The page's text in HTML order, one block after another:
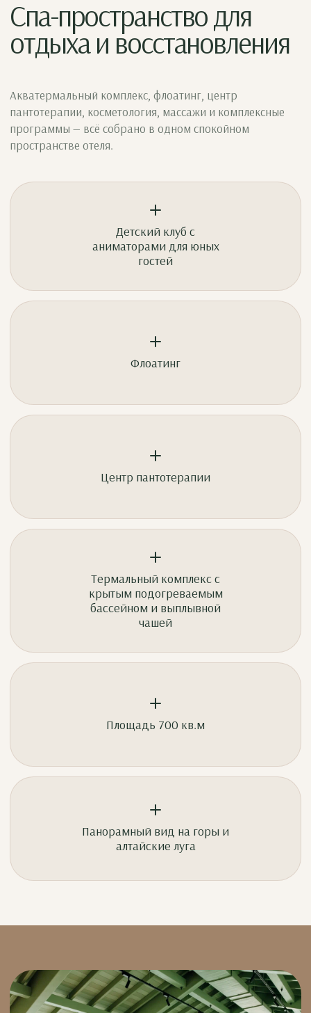
Спа-пространство для
отдыха и восстановления
Акватермальный комплекс, флоатинг, центр
пантотерапии, косметология, массажи и комплексные
программы — всё собрано в одном спокойном
пространстве отеля.
Детский клуб с
аниматорами для юных
гостей
Флоатинг
Центр пантотерапии
Термальный комплекс с
крытым подогреваемым
бассейном и выплывной
чашей
Площадь 700 кв.м
Панорамный вид на горы и
алтайские луга